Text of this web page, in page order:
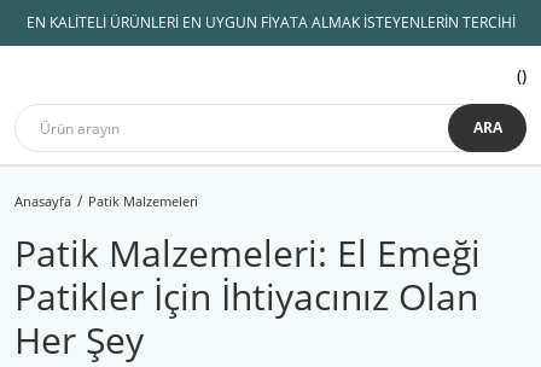
EN KALİTELİ ÜRÜNLERİ EN UYGUN FİYATA ALMAK İSTEYENLERİN TERCİHİ
ARA
Anasayfa Patik Malzemeleri
Patik Malzemeleri: El Emeği
Patikler İçin İhtiyacınız Olan
Her Şey